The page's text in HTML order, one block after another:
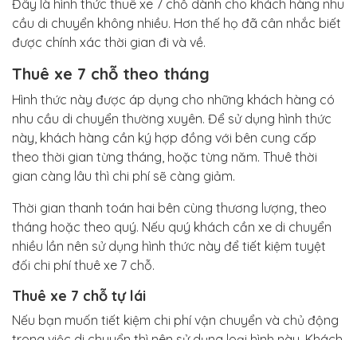
Đây là hình thức thuê xe 7 chỗ dành cho khách hàng nhu
cầu di chuyển không nhiều. Hơn thế họ đã cân nhắc biết
được chính xác thời gian đi và về.
Thuê xe 7 chỗ theo tháng
Hình thức này được áp dụng cho những khách hàng có
nhu cầu di chuyển thường xuyên. Để sử dụng hình thức
này, khách hàng cần ký hợp đồng với bên cung cấp
theo thời gian từng tháng, hoặc từng năm. Thuê thời
gian càng lâu thì chi phí sẽ càng giảm.
Thời gian thanh toán hai bên cùng thương lượng, theo
tháng hoặc theo quý. Nếu quý khách cần xe di chuyển
nhiều lần nên sử dụng hình thức này để tiết kiệm tuyệt
đối chi phí thuê xe 7 chỗ.
Thuê xe 7 chỗ tự lái
Nếu bạn muốn tiết kiệm chi phí vận chuyển và chủ động